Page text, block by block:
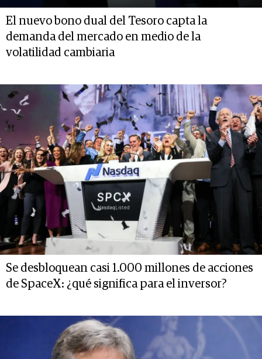
El nuevo bono dual del Tesoro capta la
demanda del mercado en medio de la
volatilidad cambiaria
Se desbloquean casi 1.000 millones de acciones
de SpaceX: ¿qué significa para el inversor?